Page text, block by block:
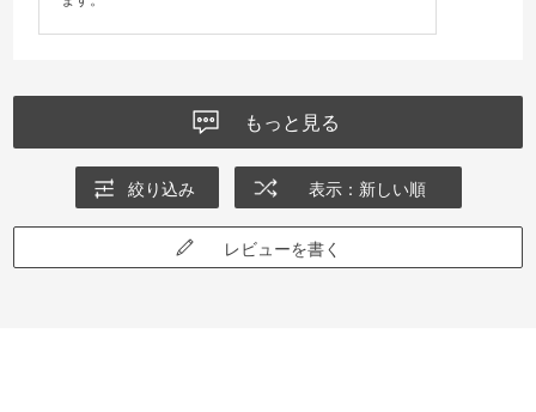
もっと見る
絞り込み 表示：新しい順
レビューを書く